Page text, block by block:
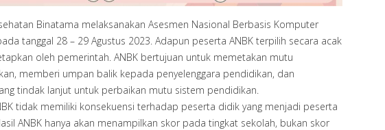
Binatama melaksanakan Asesmen Nasional Berbasis Komputer
tanggal 28 – 29 Agustus 2023. Adapun peserta ANBK terpilih secara acak
oleh pemerintah. ANBK bertujuan untuk memetakan mutu
memberi umpan balik kepada penyelenggara pendidikan, dan
tindak lanjut untuk perbaikan mutu sistem pendidikan.
tidak memiliki konsekuensi terhadap peserta didik yang menjadi peserta
ANBK hanya akan menampilkan skor pada tingkat sekolah, bukan skor